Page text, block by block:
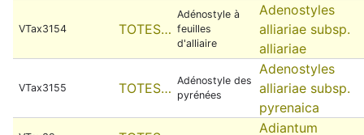
VTax3154 TOTES…
Adénostyle à
feuilles
d'alliaire
Adenostyles
alliariae subsp.
alliariae
VTax3155 TOTES… Adénostyle des
pyrénées
Adenostyles
alliariae subsp.
pyrenaica
Adiantum